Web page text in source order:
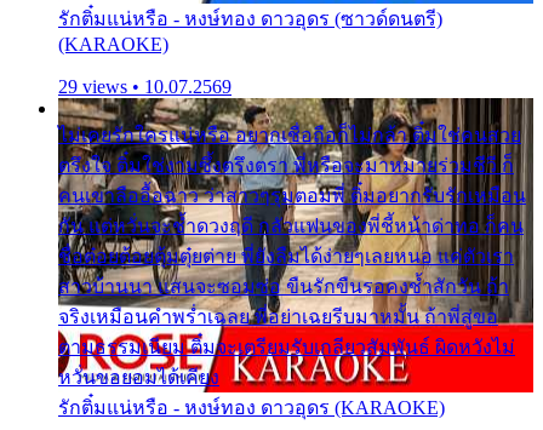
รักติ๋มแน่หรือ - หงษ์ทอง ดาวอุดร (ซาวด์ดนตรี)
(KARAOKE)
29 views • 10.07.2569
ไม่เคยรักใครแน่หรือ อยากเชื่อถือก็ไม่กล้า ติ๋มใช่คนสวย
ตรึงใจ ติ๋มใช่งามซึ้งตรึงตรา พี่หรือจะมาหมายร่วมชีวี ก็
คนเขาลืออื้อฉาว ว่าสาวๆรุมตอมพี่ ติ๋มอยากรับรักเหมือน
กัน แต่หวั่นจะช้ำดวงฤดี กลัวแฟนของพี่ชี้หน้าด่าทอ ก็คน
ชื่อต๋อยต้อยตุ้มตุ๋ยต่าย พี่ยังลืมได้ง่ายๆเลยหนอ แค่ตัวเรา
สาวบ้านนา แสนจะซอมซ่อ ขืนรักขืนรอคงช้ำสักวัน ถ้า
จริงเหมือนคำพร่ำเฉลย พี่อย่าเฉยรีบมาหมั้น ถ้าพี่สู่ขอ
ตามธรรมเนียม ติ๋มจะเตรียมรับเกลียวสัมพันธ์ ผิดหวังไม่
หวั่นขอยอมได้เคียง
รักติ๋มแน่หรือ - หงษ์ทอง ดาวอุดร (KARAOKE)